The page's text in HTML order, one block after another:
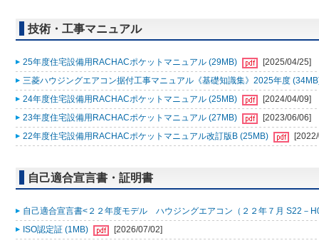
技術・工事マニュアル
25年度住宅設備用RACHACポケットマニュアル (29MB)
[2025/04/25]
三菱ハウジングエアコン据付工事マニュアル《基礎知識集》2025年度
24年度住宅設備用RACHACポケットマニュアル (25MB)
[2024/04/09]
23年度住宅設備用RACHACポケットマニュアル (27MB)
[2023/06/06]
22年度住宅設備用RACHACポケットマニュアル改訂版B (25MB)
自己適合宣言書・証明書
自己適合宣言書<２２年度モデル ハウジングエアコン（２２年７月 S22－
ISO認定証 (1MB)
[2026/07/02]